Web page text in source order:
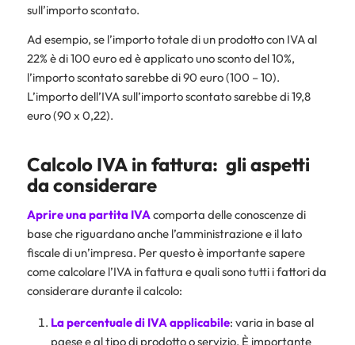
sull’importo scontato.
Ad esempio, se l’importo totale di un prodotto con IVA al
22% è di 100 euro ed è applicato uno sconto del 10%,
l’importo scontato sarebbe di 90 euro (100 – 10).
L’importo dell’IVA sull’importo scontato sarebbe di 19,8
euro (90 x 0,22).
Calcolo IVA in fattura: gli aspetti
da considerare
Aprire una partita IVAcomporta delle conoscenze di
base che riguardano anche l’amministrazione e il lato
fiscale di un’impresa. Per questo è importante sapere
come calcolare l’IVA in fattura e quali sono tutti i fattori da
considerare durante il calcolo:
La percentuale di IVA applicabile: varia in base al
paese e al tipo di prodotto o servizio. È importante